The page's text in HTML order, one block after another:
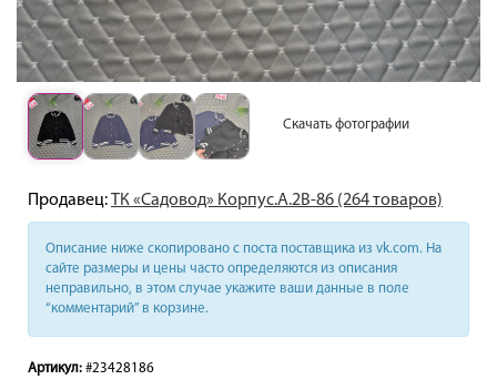
Скачать фотографии
Продавец:ТК «Садовод» Корпус.А.2В-86 (264 товаров)
Описание ниже скопировано с поста поставщика из vk.com. На
сайте размеры и цены часто определяются из описания
неправильно, в этом случае укажите ваши данные в поле
“комментарий” в корзине.
Артикул: #23428186